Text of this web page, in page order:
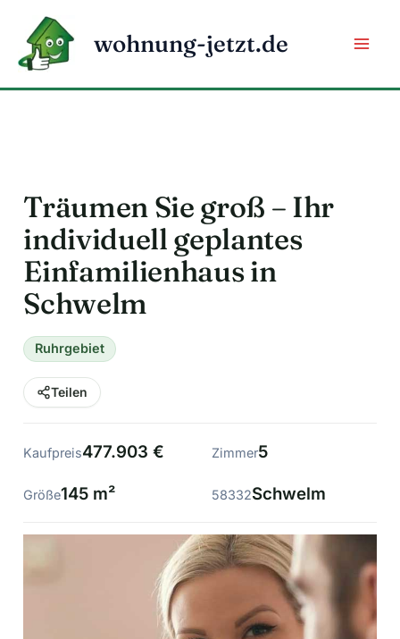
Inhalt
springen
wohnung-jetzt.de
Träumen Sie groß – Ihr
individuell geplantes
Einfamilienhaus in
Schwelm
Ruhrgebiet
Teilen
Kaufpreis477.903 € Zimmer5
Größe145 m² 58332Schwelm